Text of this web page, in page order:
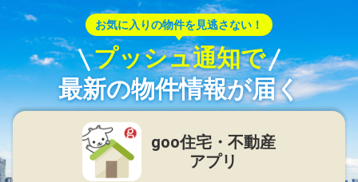
お気に入りの物件を見逃さない！
プッシュ通知で
最新の物件情報が届く
goo住宅・不動産
アプリ